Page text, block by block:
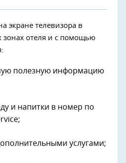
экране телевизора в
отеля и с помощью
полезную информацию
и напитки в номер по
услугами;